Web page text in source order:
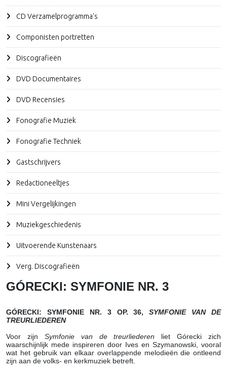
CD Verzamelprogramma's
Componisten portretten
Discografieën
DVD Documentaires
DVD Recensies
Fonografie Muziek
Fonografie Techniek
Gastschrijvers
Redactioneeltjes
Mini Vergelijkingen
Muziekgeschiedenis
Uitvoerende Kunstenaars
Verg. Discografieën
GÓRECKI: SYMFONIE NR. 3
GÓRECKI: SYMFONIE NR. 3 OP. 36,SYMFONIE VAN DE
TREURLIEDEREN
Voor zijn Symfonie van de treurliederen liet Górecki zich
waarschijnlijk mede inspireren door Ives en Szymanowski, vooral
wat het gebruik van elkaar overlappende melodieën die ontleend
zijn aan de volks- en kerkmuziek betreft.